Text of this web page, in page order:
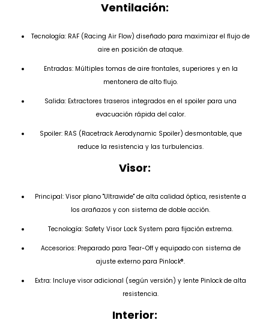
Ventilación:
Tecnología: RAF (Racing Air Flow) diseñado para maximizar el flujo de
aire en posición de ataque.
Entradas: Múltiples tomas de aire frontales, superiores y en la
mentonera de alto flujo.
Salida: Extractores traseros integrados en el spoiler para una
evacuación rápida del calor.
Spoiler: RAS (Racetrack Aerodynamic Spoiler) desmontable, que
reduce la resistencia y las turbulencias.
Visor:
Principal: Visor plano "Ultrawide" de alta calidad óptica, resistente a
los arañazos y con sistema de doble acción.
Tecnología: Safety Visor Lock System para fijación extrema.
Accesorios: Preparado para Tear-Off y equipado con sistema de
ajuste externo para Pinlock®.
Extra: Incluye visor adicional (según versión) y lente Pinlock de alta
resistencia.
Interior: